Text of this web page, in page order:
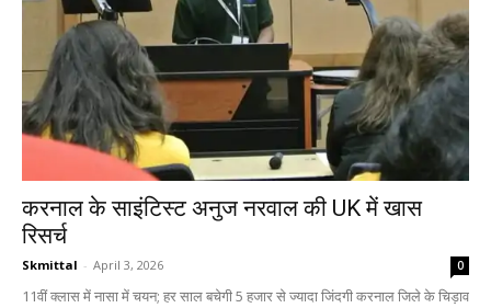
करनाल के साइंटिस्ट अनुज नरवाल की UK में खास
रिसर्च
Skmittal - April 3, 2026 0
11वीं क्लास में नासा में चयन; हर साल बचेगी 5 हजार से ज्यादा जिंदगी करनाल जिले के चिड़ाव